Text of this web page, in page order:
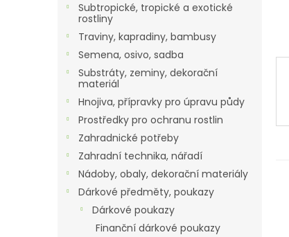
Subtropické, tropické a exotické
rostliny
Traviny, kapradiny, bambusy
Semena, osivo, sadba
Substráty, zeminy, dekorační
materiál
Hnojiva, přípravky pro úpravu půdy
Prostředky pro ochranu rostlin
Zahradnické potřeby
Zahradní technika, nářadí
Nádoby, obaly, dekorační materiály
Dárkové předměty, poukazy
Dárkové poukazy
Finanční dárkové poukazy